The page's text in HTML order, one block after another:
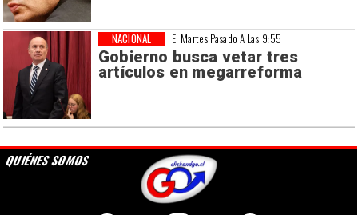
El Martes Pasado A Las 9:55
Gobierno busca vetar tres
artículos en megarreforma
NACIONAL
QUIÉNES SOMOS